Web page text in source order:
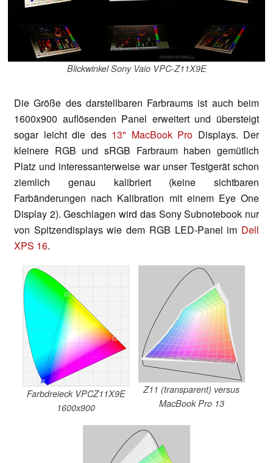
Blickwinkel Sony Vaio VPC-Z11X9E
Die Größe des darstellbaren Farbraums ist auch beim
1600x900 auflösenden Panel erweitert und übersteigt
sogar leicht die des 13" MacBook Pro Displays. Der
kleinere RGB und sRGB Farbraum haben gemütlich
Platz und interessanterweise war unser Testgerät schon
ziemlich genau kalibriert (keine sichtbaren
Farbänderungen nach Kalibration mit einem Eye One
Display 2). Geschlagen wird das Sony Subnotebook nur
von Spitzendisplays wie dem RGB LED-Panel im Dell
XPS 16.
Farbdreieck VPCZ11X9E
1600x900
Z11 (transparent) versus
MacBook Pro 13